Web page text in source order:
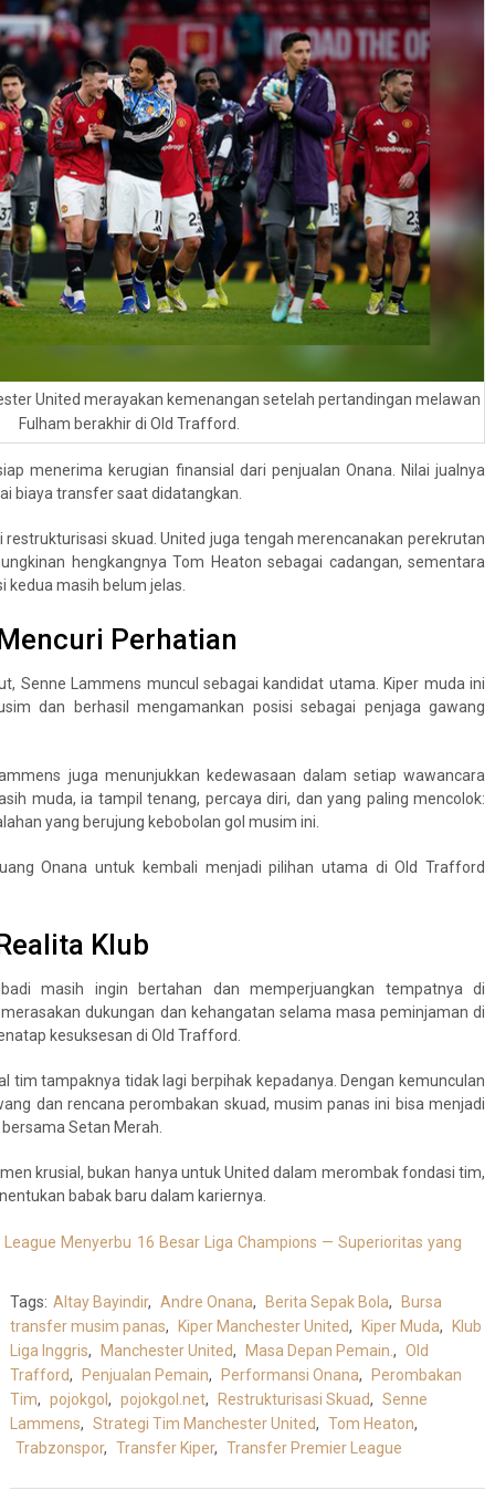
United merayakan kemenangan setelah pertandingan melawan
Fulham berakhir di Old Trafford.
menerima kerugian finansial dari penjualan Onana. Nilai jualnya
biaya transfer saat didatangkan.
restrukturisasi skuad. United juga tengah merencanakan perekrutan
hengkangnya Tom Heaton sebagai cadangan, sementara
kedua masih belum jelas.
Perhatian
Senne Lammens muncul sebagai kandidat utama. Kiper muda ini
dan berhasil mengamankan posisi sebagai penjaga gawang
juga menunjukkan kedewasaan dalam setiap wawancara
muda, ia tampil tenang, percaya diri, dan yang paling mencolok:
yang berujung kebobolan gol musim ini.
Onana untuk kembali menjadi pilihan utama di Old Trafford
Klub
masih ingin bertahan dan memperjuangkan tempatnya di
dukungan dan kehangatan selama masa peminjaman di
kesuksesan di Old Trafford.
tim tampaknya tidak lagi berpihak kepadanya. Dengan kemunculan
dan rencana perombakan skuad, musim panas ini bisa menjadi
Setan Merah.
krusial, bukan hanya untuk United dalam merombak fondasi tim,
babak baru dalam kariernya.
League Menyerbu 16 Besar Liga Champions — Superioritas yang
Tags: Altay Bayindir, Andre Onana, Berita Sepak Bola,
Bursa
transfer musim panas, Kiper Manchester United, Kiper Muda,
Klub
Liga Inggris, Manchester United, Masa Depan Pemain. , Old
Trafford, Penjualan Pemain, Performansi Onana,
Perombakan
Tim, pojokgol , pojokgol.net, Restrukturisasi Skuad, Senne
Lammens, Strategi Tim Manchester United, Tom Heaton,
Trabzonspor, Transfer Kiper, Transfer Premier League